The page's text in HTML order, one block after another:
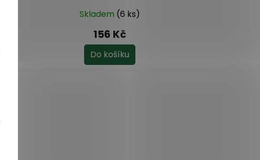
Skladem (6 ks)
156 Kč
Do košíku